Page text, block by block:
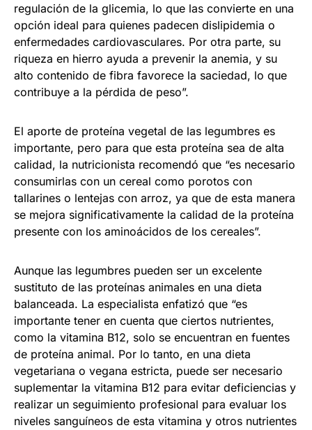
regulación de la glicemia, lo que las convierte en una
opción ideal para quienes padecen dislipidemia o
enfermedades cardiovasculares. Por otra parte, su
riqueza en hierro ayuda a prevenir la anemia, y su
alto contenido de fibra favorece la saciedad, lo que
contribuye a la pérdida de peso”.
El aporte de proteína vegetal de las legumbres es
importante, pero para que esta proteína sea de alta
calidad, la nutricionista recomendó que “es necesario
consumirlas con un cereal como porotos con
tallarines o lentejas con arroz, ya que de esta manera
se mejora significativamente la calidad de la proteína
presente con los aminoácidos de los cereales”.
Aunque las legumbres pueden ser un excelente
sustituto de las proteínas animales en una dieta
balanceada. La especialista enfatizó que “es
importante tener en cuenta que ciertos nutrientes,
como la vitamina B12, solo se encuentran en fuentes
de proteína animal. Por lo tanto, en una dieta
vegetariana o vegana estricta, puede ser necesario
suplementar la vitamina B12 para evitar deficiencias y
realizar un seguimiento profesional para evaluar los
niveles sanguíneos de esta vitamina y otros nutrientes